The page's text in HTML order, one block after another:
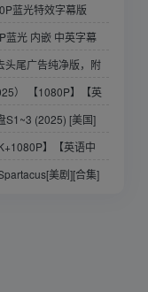
蓝光特效字幕版
蓝光 内嵌 中英字幕
头尾广告纯净版，附
） 【1080P】【英
S1~3 (2025) [美国]
保存再观看)】【英语中
美剧][合集]